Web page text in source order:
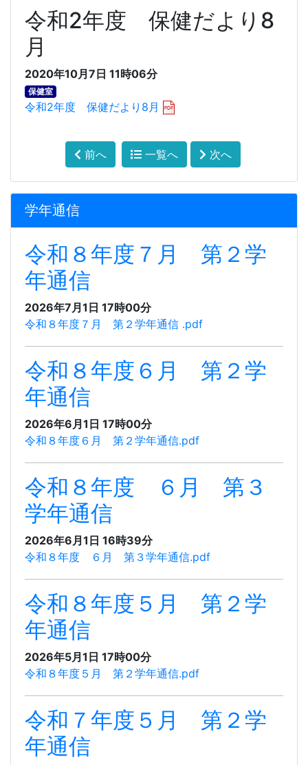
令和2年度 保健だより8
月
2020年10月7日 11時06分
保健室
令和2年度 保健だより8月
前へ 一覧へ 次へ
学年通信
令和８年度７月 第２学
年通信
2026年7月1日 17時00分
令和８年度７月 第２学年通信 .pdf
令和８年度６月 第２学
年通信
2026年6月1日 17時00分
令和８年度６月 第２学年通信.pdf
令和８年度 ６月 第３
学年通信
2026年6月1日 16時39分
令和８年度 ６月 第３学年通信.pdf
令和８年度５月 第２学
年通信
2026年5月1日 17時00分
令和８年度５月 第２学年通信.pdf
令和７年度５月 第２学
年通信